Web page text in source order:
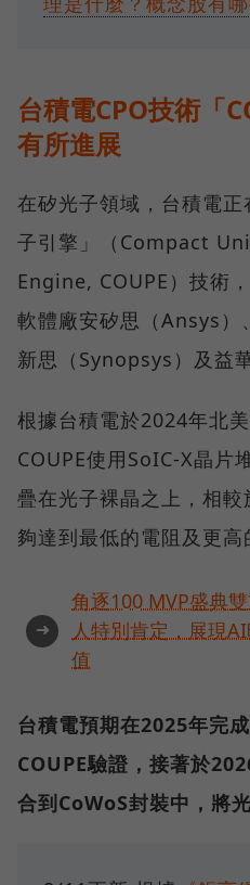
台積電CPO技術「
有所進展
在矽光子領域，台積電
子引擎」（Compact
Engine, COUPE）技術
軟體廠安矽思（Ansys）
新思（Synopsys）及益
根據台積電於2024年北
COUPE使用SoIC-X晶片
疊在光子裸晶之上，相
夠達到最低的電阻及更高
➜
角逐100 MVP盛典
人特別肯定，展現
值
台積電預期在2025年完
COUPE驗證，接著於
合到CoWoS封裝中，將